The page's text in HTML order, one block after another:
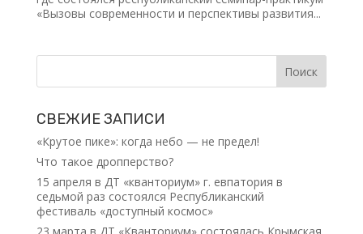
«Вызовы современности и перспективы развития...
СВЕЖИЕ ЗАПИСИ
«Крутое пике»: когда небо — не предел!
Что такое дропперство?
15 апреля в ДТ «кванториум» г. евпатория в
седьмой раз состоялся Республиканский
фестиваль «доступный космос»